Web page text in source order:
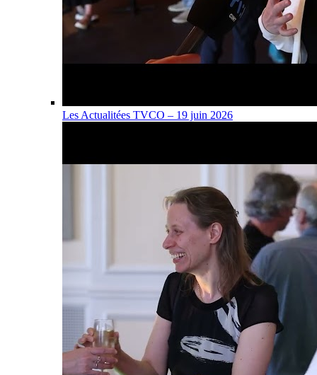
Les Actualitées TVCO – 19 juin 2026